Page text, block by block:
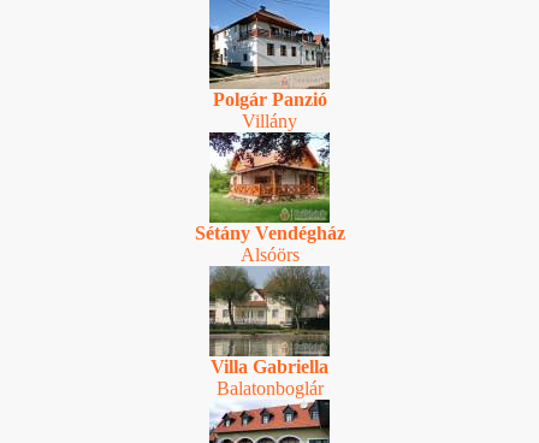
Polgár Panzió
Villány
Sétány Vendégház
Alsóörs
Villa Gabriella
Balatonboglár